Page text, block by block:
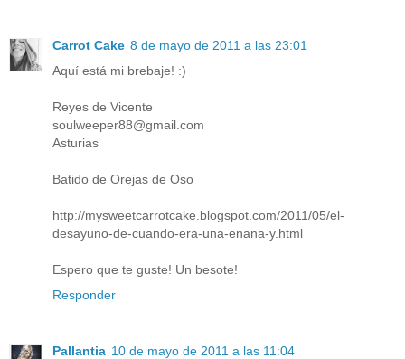
Carrot Cake 8 de mayo de 2011 a las 23:01
Aquí está mi brebaje! :)
Reyes de Vicente
soulweeper88@gmail.com
Asturias
Batido de Orejas de Oso
http://mysweetcarrotcake.blogspot.com/2011/05/el-
desayuno-de-cuando-era-una-enana-y.html
Espero que te guste! Un besote!
Responder
Pallantia 10 de mayo de 2011 a las 11:04